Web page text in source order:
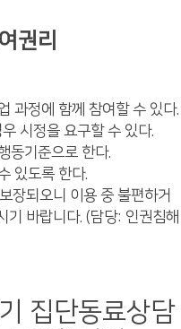
권리
과정에 함께 참여할 수 있다.
시정을 요구할 수 있다.
동기준으로 한다.
있도록 한다.
장되오니 이용 중 불편하거
기 바랍니다. (담당: 인권침해
집단동료상담